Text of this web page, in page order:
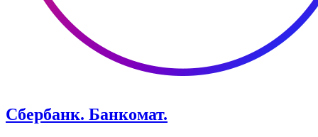
Сбербанк. Банкомат.